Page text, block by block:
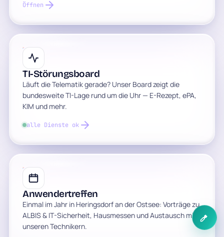
Öffnen
TI-Störungsboard
Läuft die Telematik gerade? Unser Board zeigt die
bundesweite TI-Lage rund um die Uhr — E-Rezept, ePA,
KIM und mehr.
alle Dienste ok
Anwendertreffen
Einmal im Jahr in Heringsdorf an der Ostsee: Vorträge zu
ALBIS & IT-Sicherheit, Hausmessen und Austausch mit
unseren Technikern.